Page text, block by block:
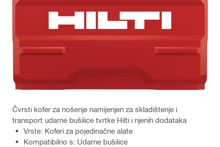
Čvrsti kofer za nošenje namijenjen za skladištenje i
transport udarne bušilice tvrtke Hilti i njenih dodataka
Vrste: Koferi za pojedinačne alate
Kompatibilno s: Udarne bušilice